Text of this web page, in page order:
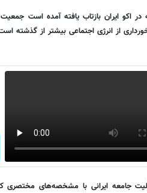
در اکو ایران بازتاب یافته آمده است
از انرژی اجتماعی بیشتر از گذشته
جامعه ایرانی با مشخصه‌های مختصری